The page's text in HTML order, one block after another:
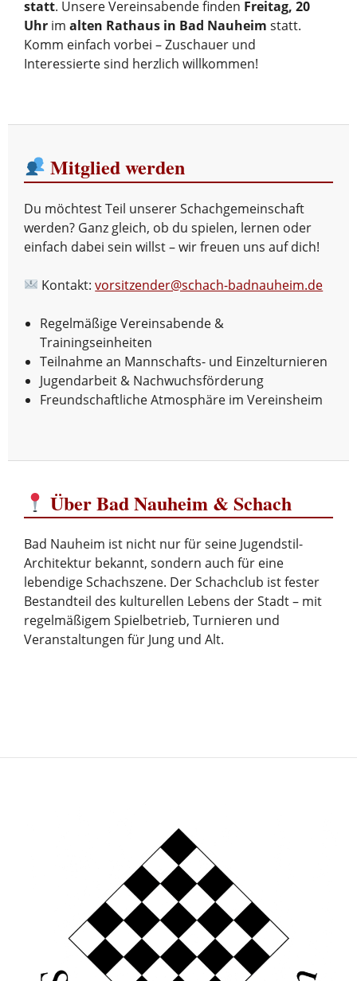
statt. Unsere Vereinsabende finden Freitag, 20
Uhr im alten Rathaus in Bad Nauheim statt.
Komm einfach vorbei – Zuschauer und
Interessierte sind herzlich willkommen!
Mitglied werden
Du möchtest Teil unserer Schachgemeinschaft
werden? Ganz gleich, ob du spielen, lernen oder
einfach dabei sein willst – wir freuen uns auf dich!
Kontakt:vorsitzender@schach-badnauheim.de
Regelmäßige Vereinsabende &
Trainingseinheiten
Teilnahme an Mannschafts- und Einzelturnieren
Jugendarbeit & Nachwuchsförderung
Freundschaftliche Atmosphäre im Vereinsheim
Über Bad Nauheim & Schach
Bad Nauheim ist nicht nur für seine Jugendstil-
Architektur bekannt, sondern auch für eine
lebendige Schachszene. Der Schachclub ist fester
Bestandteil des kulturellen Lebens der Stadt – mit
regelmäßigem Spielbetrieb, Turnieren und
Veranstaltungen für Jung und Alt.